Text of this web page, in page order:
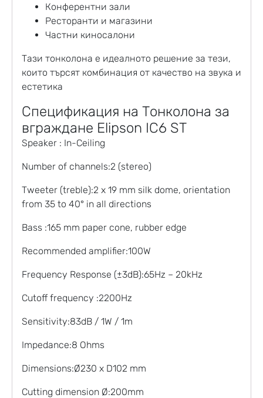
Конферентни зали
Ресторанти и магазини
Частни киносалони
Тази тонколона е идеалното решение за тези,
които търсят комбинация от качество на звука и
естетика
Спецификация на Тонколона за
вграждане Elipson IC6 ST
Speaker : In-Ceiling
Number of channels:2 (stereo)
Tweeter (treble):2 x 19 mm silk dome, orientation
from 35 to 40° in all directions
Bass :165 mm paper cone, rubber edge
Recommended amplifier:100W
Frequency Response (±3dB):65Hz – 20kHz
Cutoff frequency :2200Hz
Sensitivity:83dB / 1W / 1m
Impedance:8 Ohms
Dimensions:Ø230 x D102 mm
Cutting dimension Ø:200mm